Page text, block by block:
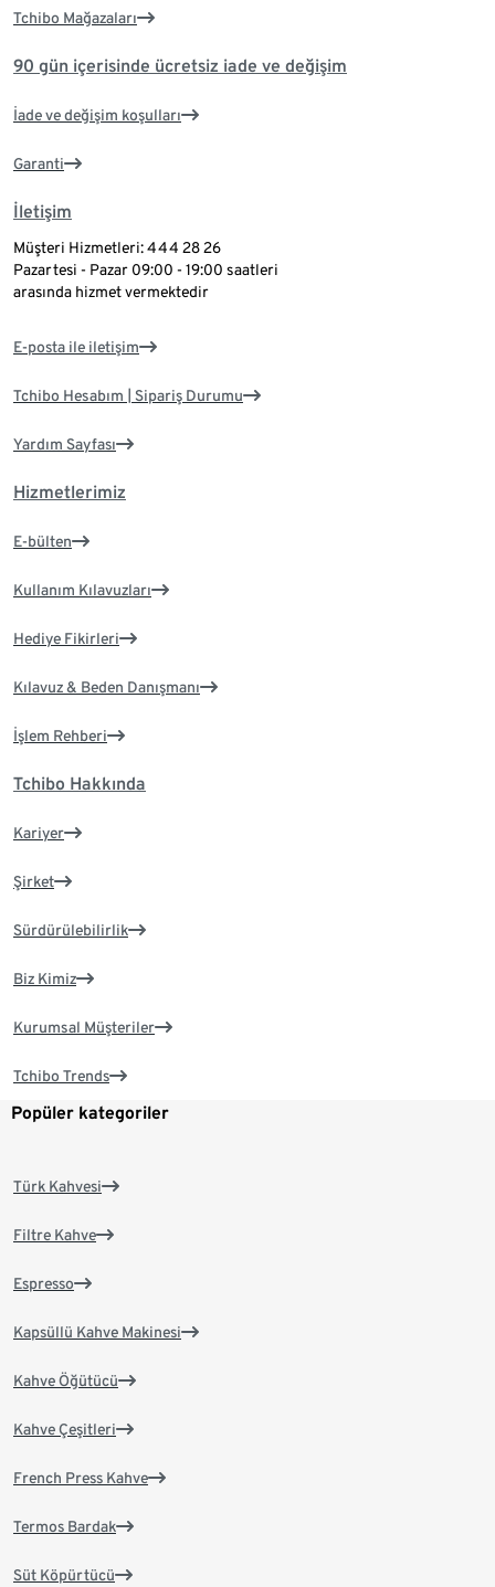
Tchibo Mağazaları
90 gün içerisinde ücretsiz iade ve değişim
İade ve değişim koşulları
Garanti
İletişim
Müşteri Hizmetleri: 444 28 26
Pazartesi - Pazar 09:00 - 19:00 saatleri
arasında hizmet vermektedir
E-posta ile iletişim
Tchibo Hesabım | Sipariş Durumu
Yardım Sayfası
Hizmetlerimiz
E-bülten
Kullanım Kılavuzları
Hediye Fikirleri
Kılavuz & Beden Danışmanı
İşlem Rehberi
Tchibo Hakkında
Kariyer
Şirket
Sürdürülebilirlik
Biz Kimiz
Kurumsal Müşteriler
Tchibo Trends
Popüler kategoriler
Türk Kahvesi
Filtre Kahve
Espresso
Kapsüllü Kahve Makinesi
Kahve Öğütücü
Kahve Çeşitleri
French Press Kahve
Termos Bardak
Süt Köpürtücü